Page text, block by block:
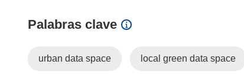
Palabras clave
urban data space local green data space